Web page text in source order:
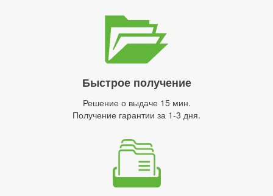
Быстрое получение
Решение о выдаче 15 мин.
Получение гарантии за 1-3 дня.